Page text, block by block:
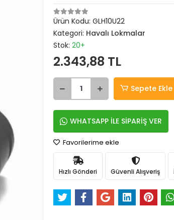
Ürün Kodu: GLH10U22
Kategori: Havalı Lokmalar
Stok: 20+
2.343,88 TL
Sepete Ekle
WHATSAPP İLE SİPARİŞ VER
Favorilerime ekle
Hızlı Gönderi Güvenli Alışveriş